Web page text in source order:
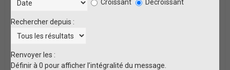
Croissant
Décroissant
Rechercher depuis :
Renvoyer les :
Définir à 0 pour afficher l’intégralité du message.